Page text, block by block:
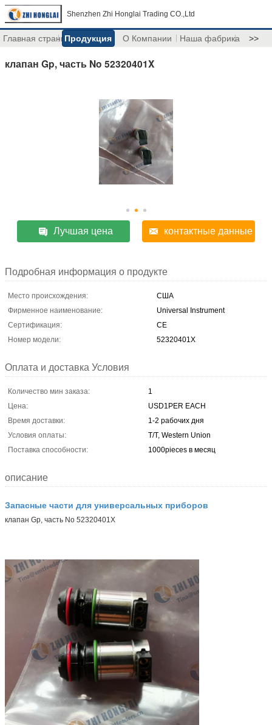
Shenzhen Zhi Honglai Trading CO.,Ltd
Главная страницаПродукция О Компании Наша фабрика >>
клапан Gp, часть No 52320401X
Лучшая цена контактные данные
Подробная информация о продукте
Место происхождения:
США
Фирменное наименование:
Universal Instrument
Сертификация:
CE
Номер модели:
52320401X
Оплата и доставка Условия
Количество мин заказа:
1
Цена:
USD1PER EACH
Время доставки:
1-2 рабочих дня
Условия оплаты:
T/T, Western Union
Поставка способности:
1000pieces в месяц
описание
Запасные части для универсальных приборов
клапан Gp, часть No 52320401X